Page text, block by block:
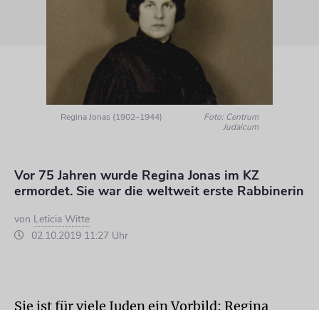
Regina Jonas (1902–1944)
Foto: Centrum
Judaicum
Vor 75 Jahren wurde Regina Jonas im KZ
ermordet. Sie war die weltweit erste Rabbinerin
von Leticia Witte
02.10.2019 11:27 Uhr
Sie ist für viele Juden ein Vorbild: Regina